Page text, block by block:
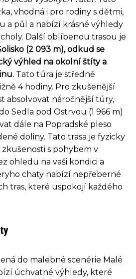
vhodná i pro rodiny s dětmi,
a půl a nabízí krásné výhledy
Další oblíbenou trasou je
(2 093 m), odkud se
výhled na okolní štíty a
Tato túra je středně
4 hodiny. Pro zkušenější
absolvovat náročnější túry,
Sedla pod Ostrvou (1 966 m)
dále na Popradské pleso
doliny. Tato trasa je fyzicky
s pohybem v
ohledu na vaši kondici a
chaty nabízí nepřeberné
tras, které uspokojí každého
do malebné scenérie Malé
úchvatné výhledy, které